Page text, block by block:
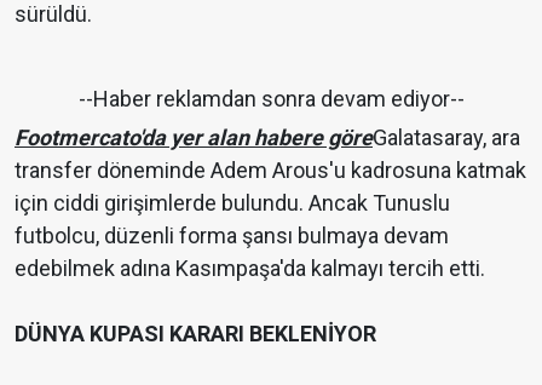
sürüldü.
--Haber reklamdan sonra devam ediyor--
Footmercato'da yer alan habere göreGalatasaray, ara
transfer döneminde Adem Arous'u kadrosuna katmak
için ciddi girişimlerde bulundu. Ancak Tunuslu
futbolcu, düzenli forma şansı bulmaya devam
edebilmek adına Kasımpaşa'da kalmayı tercih etti.
DÜNYA KUPASI KARARI BEKLENİYOR